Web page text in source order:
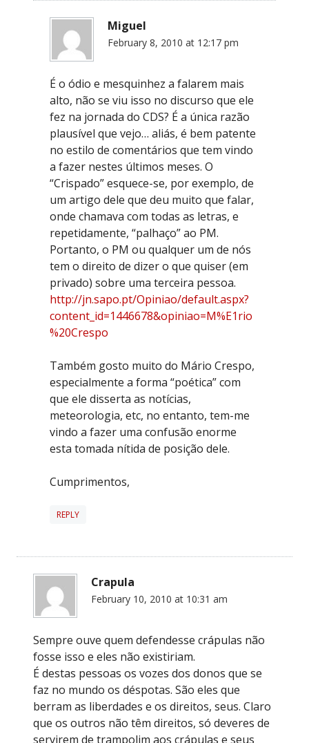
Miguel
February 8, 2010 at 12:17 pm
É o ódio e mesquinhez a falarem mais
alto, não se viu isso no discurso que ele
fez na jornada do CDS? É a única razão
plausível que vejo… aliás, é bem patente
no estilo de comentários que tem vindo
a fazer nestes últimos meses. O
“Crispado” esquece-se, por exemplo, de
um artigo dele que deu muito que falar,
onde chamava com todas as letras, e
repetidamente, “palhaço” ao PM.
Portanto, o PM ou qualquer um de nós
tem o direito de dizer o que quiser (em
privado) sobre uma terceira pessoa.
http://jn.sapo.pt/Opiniao/default.aspx?
content_id=1446678&opiniao=M%E1rio
%20Crespo
Também gosto muito do Mário Crespo,
especialmente a forma “poética” com
que ele disserta as notícias,
meteorologia, etc, no entanto, tem-me
vindo a fazer uma confusão enorme
esta tomada nítida de posição dele.
Cumprimentos,
REPLY
Crapula
February 10, 2010 at 10:31 am
Sempre ouve quem defendesse crápulas não
fosse isso e eles não existiriam.
É destas pessoas os vozes dos donos que se
faz no mundo os déspotas. São eles que
berram as liberdades e os direitos, seus. Claro
que os outros não têm direitos, só deveres de
servirem de trampolim aos crápulas e seus